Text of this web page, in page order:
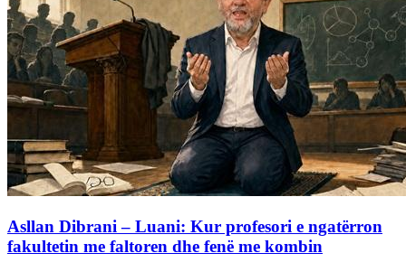
Asllan Dibrani – Luani: Kur profesori e ngatërron
fakultetin me faltoren dhe fenë me kombin